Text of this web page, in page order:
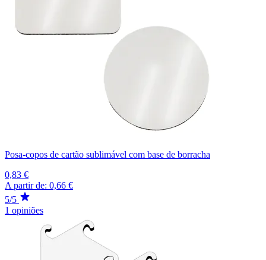
Posa-copos de cartão sublimável com base de borracha
0,83 €
A partir de: 0,66 €
5/5
1 opiniões